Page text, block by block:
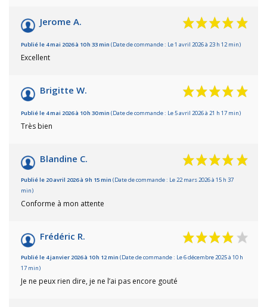
Jerome A.
Publié le 4 mai 2026 à 10 h 33 min (Date de commande : Le 1 avril 2026 à 23 h 12 min)
Excellent
Brigitte W.
Publié le 4 mai 2026 à 10 h 30 min (Date de commande : Le 5 avril 2026 à 21 h 17 min)
Très bien
Blandine C.
Publié le 20 avril 2026 à 9 h 15 min (Date de commande : Le 22 mars 2026 à 15 h 37
min)
Conforme à mon attente
Frédéric R.
Publié le 4 janvier 2026 à 10 h 12 min (Date de commande : Le 6 décembre 2025 à 10 h
17 min)
Je ne peux rien dire, je ne l’ai pas encore gouté